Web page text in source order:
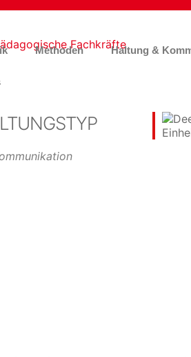
Methoden Haltung &